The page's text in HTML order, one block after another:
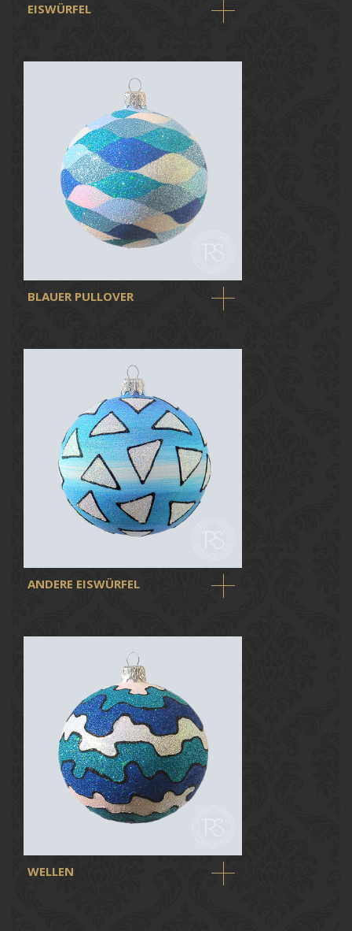
EISWÜRFEL
BLAUER PULLOVER
ANDERE EISWÜRFEL
WELLEN